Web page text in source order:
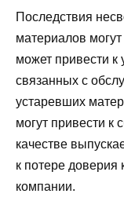
Последствия
материалов
может привести к
связанных с
устаревших
могут привести к
качестве
к потере
компании.